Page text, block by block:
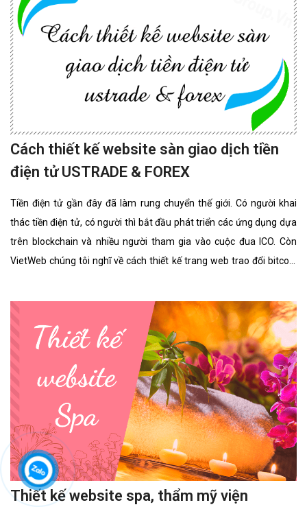
Cách thiết kế website sàn giao dịch tiền
điện tử USTRADE & FOREX
Tiền điện tử gần đây đã làm rung chuyển thế giới. Có người khai
thác tiền điện tử, có người thì bắt đầu phát triển các ứng dụng dựa
trên blockchain và nhiều người tham gia vào cuộc đua ICO. Còn
VietWeb chúng tôi nghĩ về cách thiết kế trang web trao đổi bitcoin
Thiết kế website spa, thẩm mỹ viện